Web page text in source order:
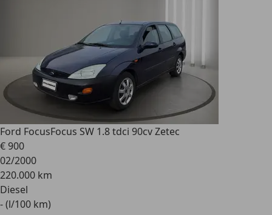
Ford FocusFocus SW 1.8 tdci 90cv Zetec
€ 900
02/2000
220.000 km
Diesel
- (l/100 km)